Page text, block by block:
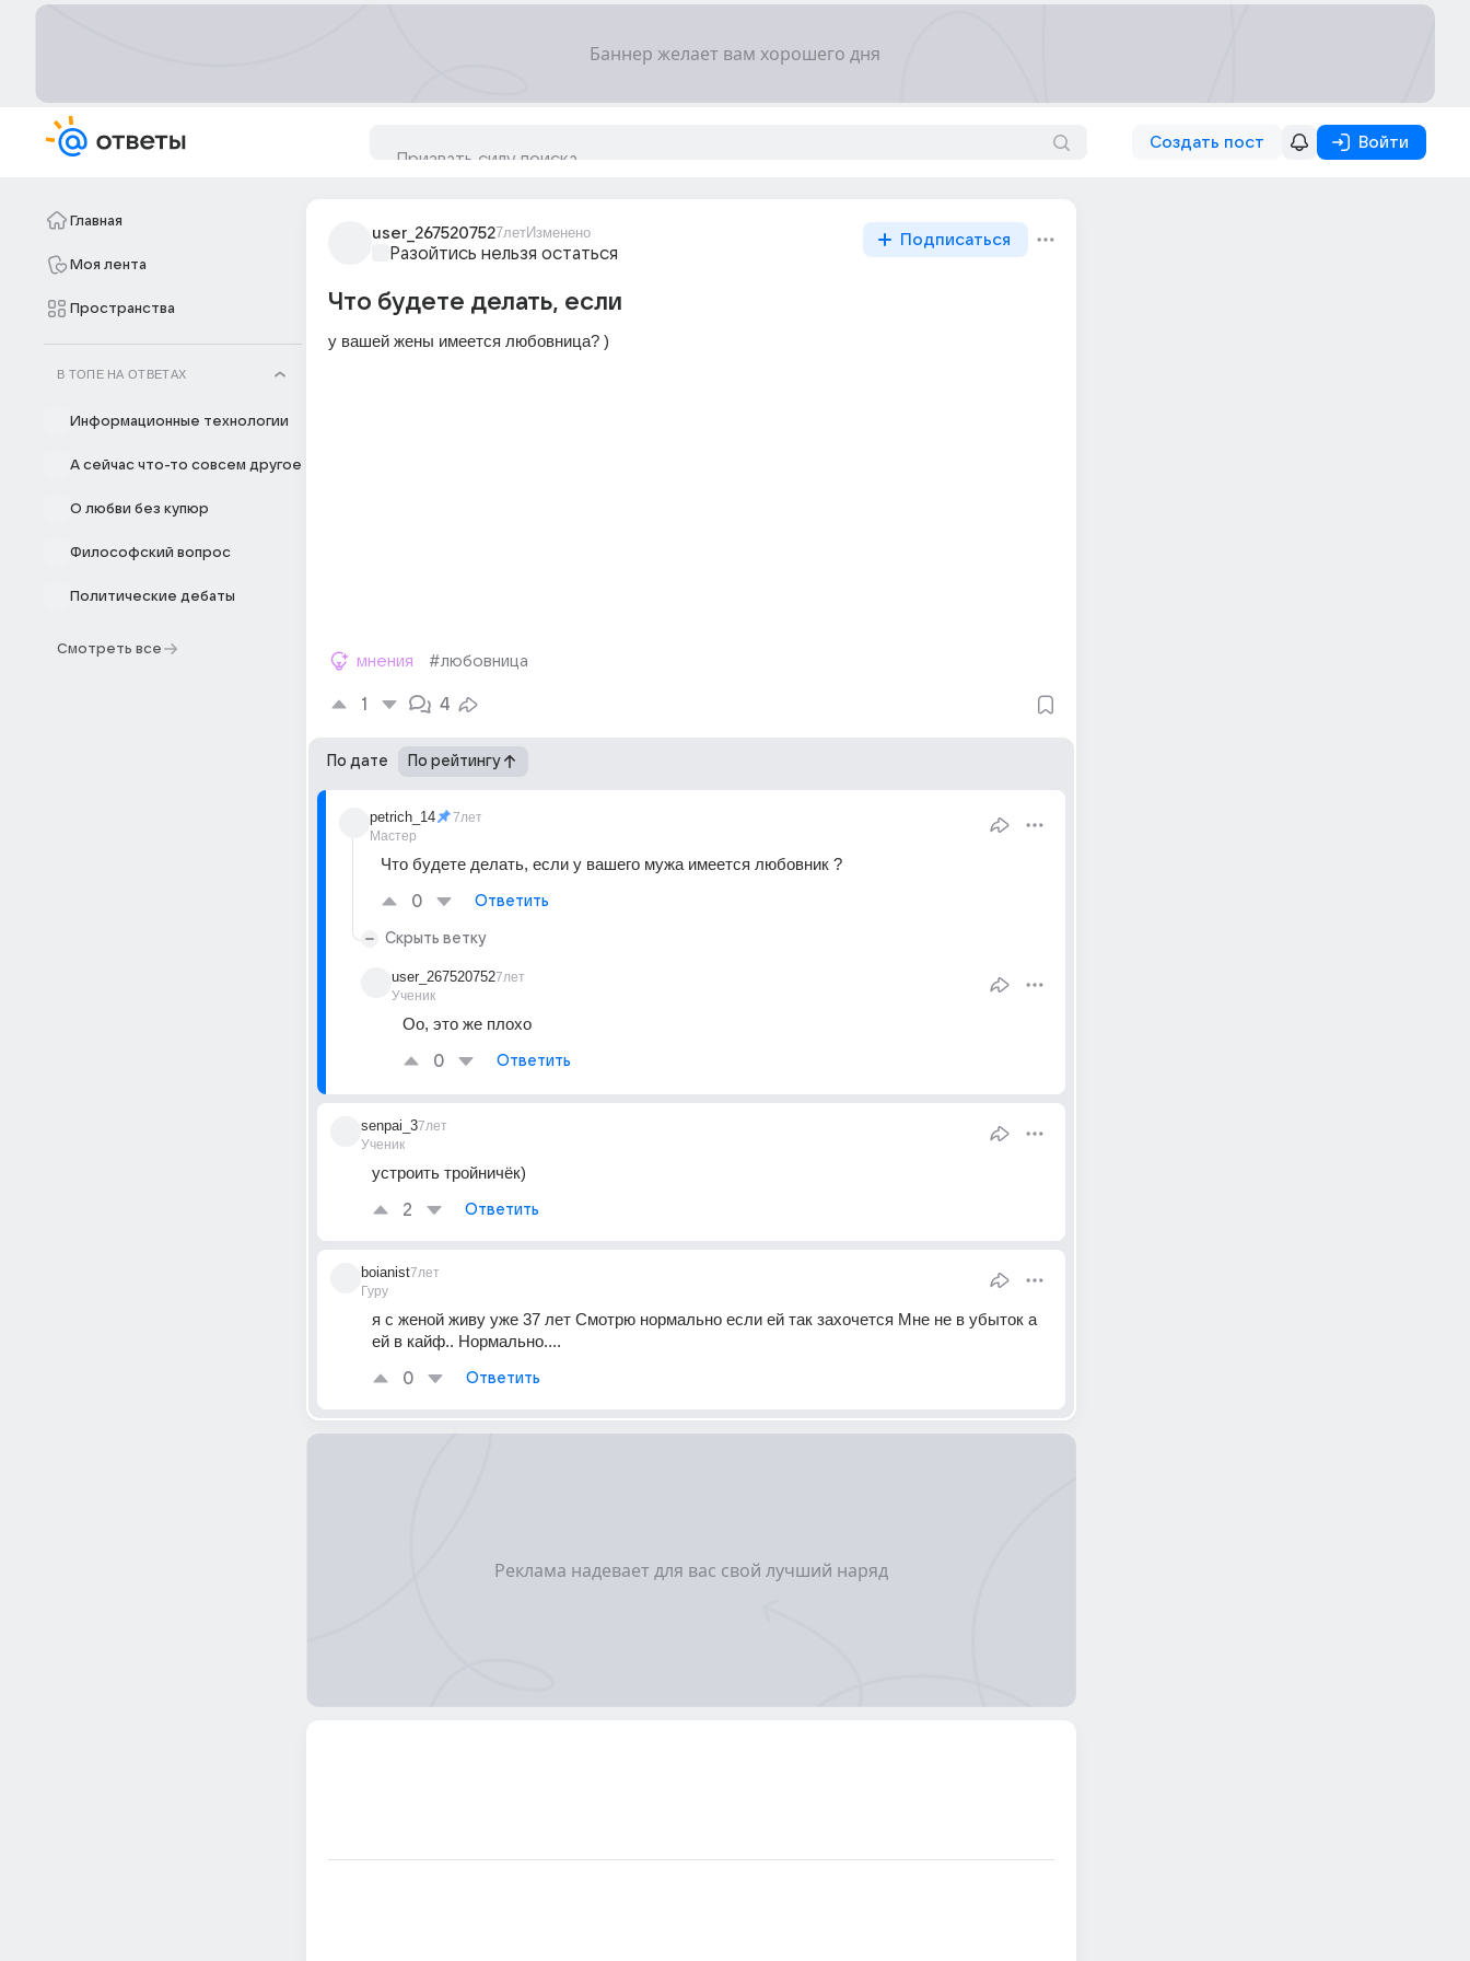
Создать пост Войти
Главная
Моя лента
Пространства
В ТОПЕ НА ОТВЕТАХ
Информационные технологии
А сейчас что-то совсем другое
О любви без купюр
Философский вопрос
Политические дебаты
Смотреть все
user_2675207527летИзменено
Разойтись нельзя остаться
Подписаться
Что будете делать, если
у вашей жены имеется любовница? )
мнения #любовница
1 4
По дате По рейтингу
petrich_14
Мастер
7лет
Что будете делать, если у вашего мужа имеется любовник ?
0 Ответить
Скрыть ветку
user_267520752
Ученик
7лет
Оо, это же плохо
0 Ответить
senpai_3
Ученик
7лет
устроить тройничёк)
2 Ответить
boianist
Гуру
7лет
я с женой живу уже 37 лет Смотрю нормально если ей так захочется Мне не в убыток а
ей в кайф.. Нормально....
0 Ответить